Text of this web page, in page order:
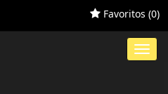
Favoritos (0)